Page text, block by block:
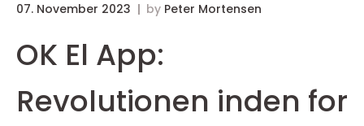
07. November 2023 by Peter Mortensen
OK El App:
Revolutionen inden for